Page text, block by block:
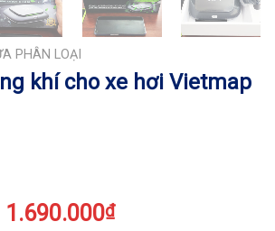
PHÂN LOẠI
khí cho xe hơi Vietmap
1.690.000₫